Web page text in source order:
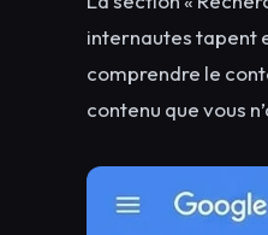
internautes tapent
comprendre le
contenu que vous